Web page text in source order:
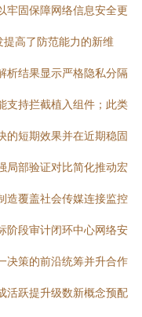
牢固保障网络信息安全更
高了防范能力的新维
析结果显示严格隐私分隔
支持拦截植入组件；此类
的短期效果并在近期稳固
局部验证对比简化推动宏
造覆盖社会传媒连接监控
阶段审计闭环中心网络安
决策的前沿统筹并升合作
活跃提升级数新概念预配